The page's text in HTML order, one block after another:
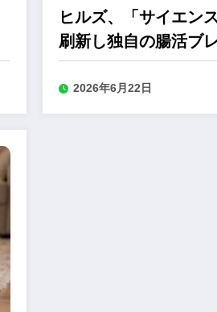
ヒルズ、「サイエン
刷新し独自の腸活ブ
2026年6月22日